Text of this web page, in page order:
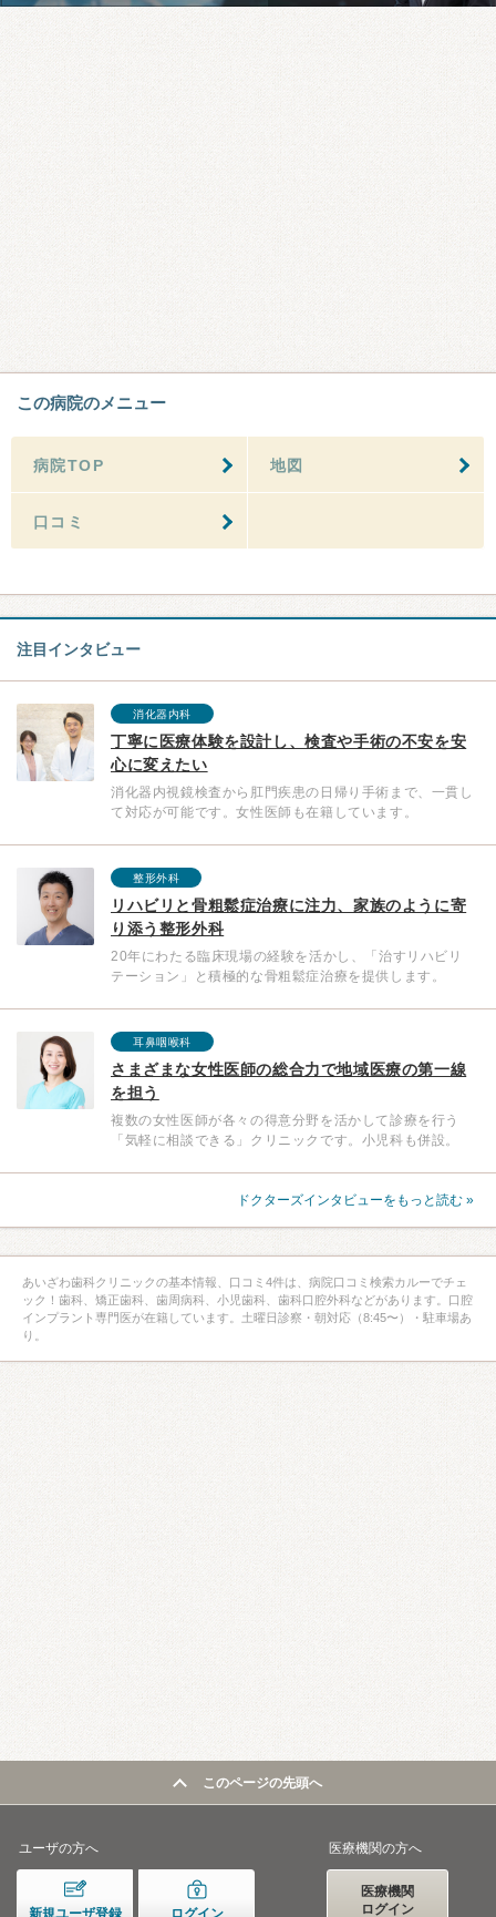
この病院のメニュー
病院TOP 地図
口コミ
注目インタビュー
消化器内科
丁寧に医療体験を設計し、検査や手術の不安を安
心に変えたい
消化器内視鏡検査から肛門疾患の日帰り手術まで、一貫し
て対応が可能です。女性医師も在籍しています。
整形外科
リハビリと骨粗鬆症治療に注力、家族のように寄
り添う整形外科
20年にわたる臨床現場の経験を活かし、「治すリハビリ
テーション」と積極的な骨粗鬆症治療を提供します。
耳鼻咽喉科
さまざまな女性医師の総合力で地域医療の第一線
を担う
複数の女性医師が各々の得意分野を活かして診療を行う
「気軽に相談できる」クリニックです。小児科も併設。
ドクターズインタビューをもっと読む »
あいざわ歯科クリニックの基本情報、口コミ4件は、病院口コミ検索カルーでチェ
ック！歯科、矯正歯科、歯周病科、小児歯科、歯科口腔外科などがあります。口腔
インプラント専門医が在籍しています。土曜日診察・朝対応（8:45〜）・駐車場あ
り。
このページの先頭へ
ユーザの方へ
新規ユーザ登録 ログイン
医療機関の方へ
医療機関
ログイン